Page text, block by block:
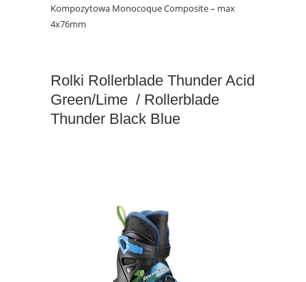
Kompozytowa Monocoque Composite – max
4x76mm
Rolki Rollerblade Thunder Acid
Green/Lime / Rollerblade
Thunder Black Blue